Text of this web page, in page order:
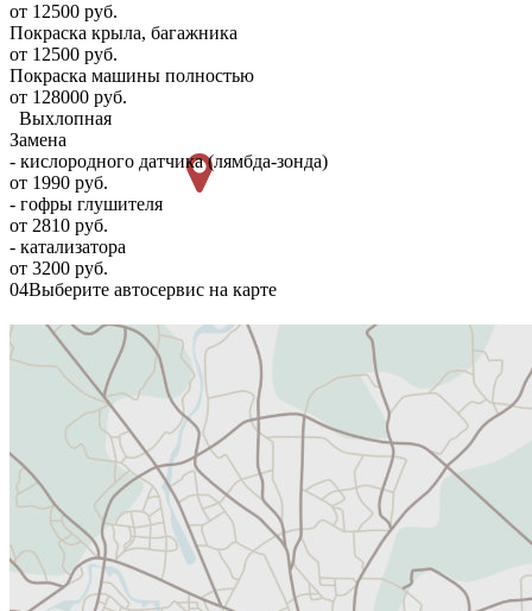
от 12500 руб.
Покраска крыла, багажника
от 12500 руб.
Покраска машины полностью
от 128000 руб.
Выхлопная
Замена
- кислородного датчика (лямбда-зонда)
от 1990 руб.
- гофры глушителя
от 2810 руб.
- катализатора
от 3200 руб.
04Выберите автосервис на карте